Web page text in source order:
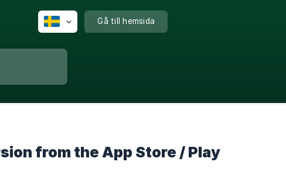
Gå till hemsida
from the App Store / Play